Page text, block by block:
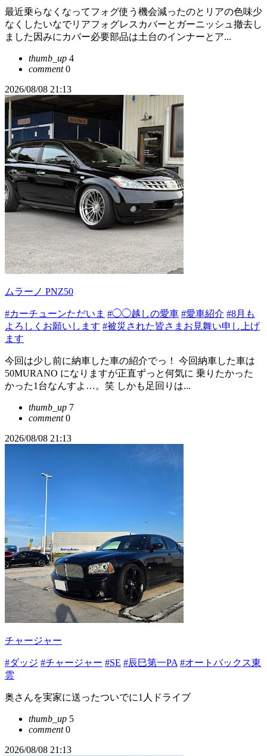
最近乗らなくなってフォグ使う機会減ったのとリアの色味少
なくしたいなでリアフォグレスカバーとガーニッシュ撤去し
ました因みにカバー必要部品は土台のインナーとア...
thumb_up 4
comment0
2026/08/08 21:13
ムラーノ PNZ50
#カーチューンただいま #◯◯越しの愛車 #愛車紹介 #8月も
よろしくお願いします #被災された皆さまお見舞い申し上げ
ます
今回は少し前に納車した車の紹介でっ！ 今回納車した車は
50MURANO になりますが正直ずっと何気に 乗りたかった
かった1台なんすよ…。笑 しかも足回りは...
thumb_up 7
comment0
2026/08/08 21:13
チャージャー
#ダッジ #チャージャー #SE #辰巳第一PA #オートバックス東
雲
奥さんを実家に送ったついでに1人ドライブ
thumb_up 5
comment0
2026/08/08 21:13